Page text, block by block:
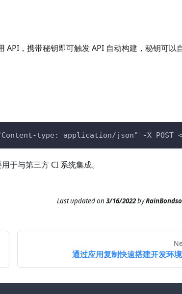
API，携带秘钥即可触发 API 自动构建，秘钥可以
type: application/json" -X POST
于与第三方 CI 系统集成。
Last updatedon 3/16/2022by
通过应用复制快速搭建开发环境